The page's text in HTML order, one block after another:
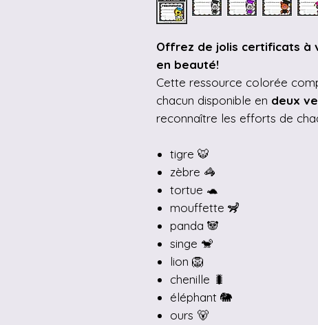
Offrez de jolis certificats à
en beauté!
Cette ressource colorée
chacun disponible en deux
reconnaître les efforts de
tigre 🐯
zèbre 🦓
tortue 🐢
mouffette 🦨
panda 🐼
singe 🐒
lion 🦁
chenille 🐛
éléphant 🐘
ours 🐻